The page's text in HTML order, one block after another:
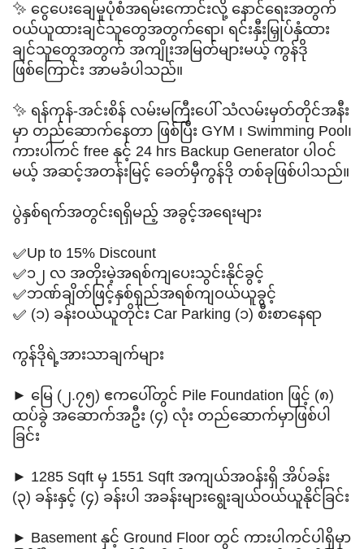
✨ ငွေပေးချေမှုပုံစံအရမ်းကောင်းလို့ နောင်ရေးအတွက်
ဝယ်ယူထားချင်သူတွေအတွက်ရော၊ ရင်းနှီးမြှုပ်နှံထား
ချင်သူတွေအတွက် အကျိုးအမြတ်များမယ့် ကွန်ဒို
ဖြစ်ကြောင်း အာမခံပါသည်။
✨ ရန်ကုန်-အင်းစိန် လမ်းမကြီးပေါ် သံလမ်းမှတ်တိုင်အနီး
မှာ တည်ဆောက်နေတာ ဖြစ်ပြီး GYM ၊ Swimming Pool၊
ကားပါကင် free နှင့် 24 hrs Backup Generator ပါဝင်
မယ့် အဆင့်အတန်းမြင့် ခေတ်မှီကွန်ဒို တစ်ခုဖြစ်ပါသည်။
ပွဲနှစ်ရက်အတွင်းရရှိမည့် အခွင့်အရေးများ
✅Up to 15% Discount
✅၁၂ လ အတိုးမဲ့အရစ်ကျပေးသွင်းနိုင်ခွင့်
✅ဘဏ်ချိတ်ဖြင့်နှစ်ရှည်အရစ်ကျဝယ်ယူခွင့်
✅ (၁) ခန်းဝယ်ယူတိုင်း Car Parking (၁) စီးစာနေရာ
ကွန်ဒိုရဲ့အားသာချက်များ
► မြေ (၂.၇၅) ဧကပေါ်တွင် Pile Foundation ဖြင့် (၈)
ထပ်ခွဲ အဆောက်အဦး (၄) လုံး တည်ဆောက်မှာဖြစ်ပါ
ခြင်း
► 1285 Sqft မှ 1551 Sqft အကျယ်အဝန်းရှိ အိပ်ခန်း
(၃) ခန်းနှင့် (၄) ခန်းပါ အခန်းများရွေးချယ်ဝယ်ယူနိုင်ခြင်း
► Basement နှင့် Ground Floor တွင် ကားပါကင်ပါရှိမှာ